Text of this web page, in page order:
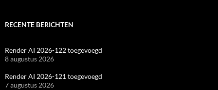
RECENTE BERICHTEN
Render AI 2026-122 toegevoegd
8 augustus 2026
Render AI 2026-121 toegevoegd
7 augustus 2026